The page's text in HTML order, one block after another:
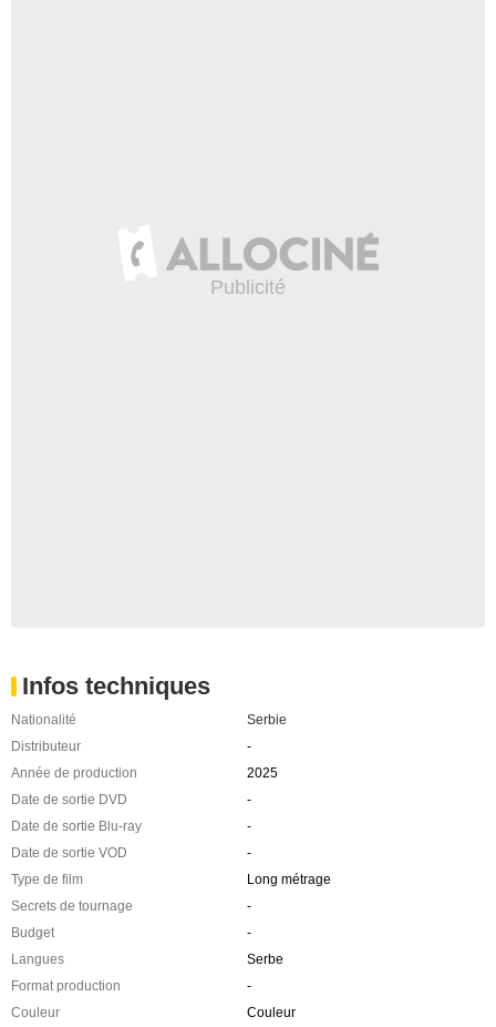
Infos techniques
Nationalité
Serbie
Distributeur
-
Année de production
2025
Date de sortie DVD
-
Date de sortie Blu-ray
-
Date de sortie VOD
-
Type de film
Long métrage
Secrets de tournage
-
Budget
-
Langues
Serbe
Format production
-
Couleur
Couleur